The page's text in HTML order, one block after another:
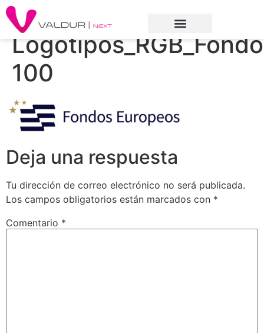
100
Deja una respuesta
Tu dirección de correo electrónico no será publicada.
Los campos obligatorios están marcados con *
Comentario *